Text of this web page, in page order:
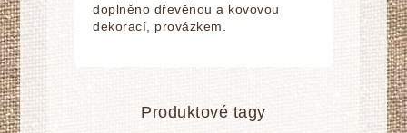
doplněno dřevěnou a kovovou
dekorací, provázkem.
Produktové tagy